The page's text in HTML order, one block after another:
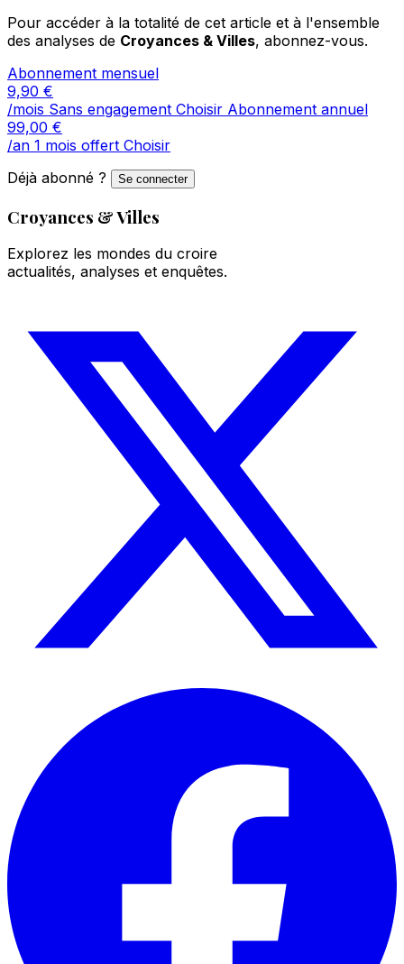
Pour accéder à la totalité de cet article et à l'ensemble
des analyses de Croyances & Villes, abonnez-vous.
Abonnement mensuel
9,90 €
/mois Sans engagement Choisir Abonnement annuel
99,00 €
/an 1 mois offert Choisir
Déjà abonné ?
Se connecter
Croyances & Villes
Explorez les mondes du croire
actualités, analyses et enquêtes.